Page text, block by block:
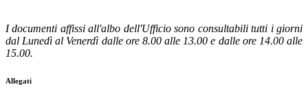
I documenti affissi all'albo dell'Ufficio sono consultabili tutti i giorni
dal Lunedì al Venerdì dalle ore 8.00 alle 13.00 e dalle ore 14.00 alle
15.00.
Allegati